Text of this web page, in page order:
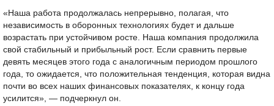
«Наша работа продолжалась непрерывно, полагая, что
независимость в оборонных технологиях будет и дальше
возрастать при устойчивом росте. Наша компания продолжила
свой стабильный и прибыльный рост. Если сравнить первые
девять месяцев этого года с аналогичным периодом прошлого
года, то ожидается, что положительная тенденция, которая видна
почти во всех наших финансовых показателях, к концу года
усилится», — подчеркнул он.